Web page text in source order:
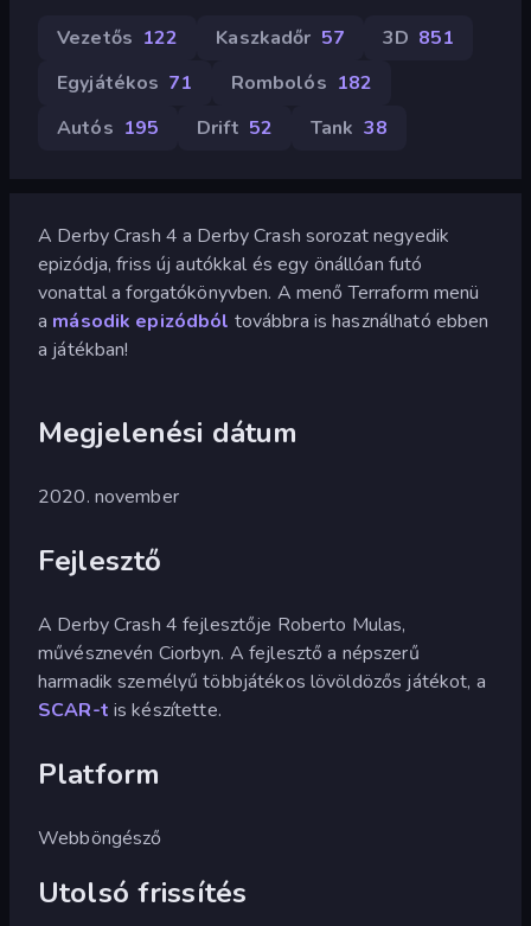
Vezetős 122 Kaszkadőr 57 3D 851
Egyjátékos 71 Rombolós 182
Autós 195 Drift 52 Tank 38
A Derby Crash 4 a Derby Crash sorozat negyedik
epizódja, friss új autókkal és egy önállóan futó
vonattal a forgatókönyvben. A menő Terraform menü
a második epizódból továbbra is használható ebben
a játékban!
Megjelenési dátum
2020. november
Fejlesztő
A Derby Crash 4 fejlesztője Roberto Mulas,
művésznevén Ciorbyn. A fejlesztő a népszerű
harmadik személyű többjátékos lövöldözős játékot, a
SCAR-t is készítette.
Platform
Webböngésző
Utolsó frissítés